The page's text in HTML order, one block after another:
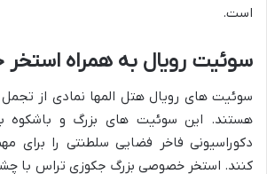
است.
سوئیت رویال به همراه
سوئیت های رویال هتل المها نمادی از
هستند. این سوئیت های بزرگ و باشکوه
دکوراسیونی فاخر فضایی سلطنتی را برای
کنند. استخر خصوصی بزرگ جکوزی تراس با چشم